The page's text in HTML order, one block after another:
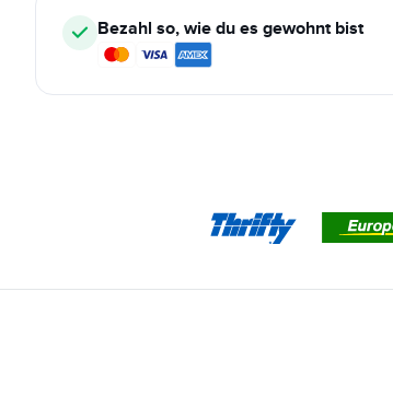
Bezahl so, wie du es gewohnt bist